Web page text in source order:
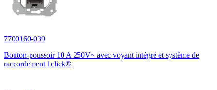
7700160-039
Bouton-poussoir 10 A 250V~ avec voyant intégré et système de
raccordement 1click®